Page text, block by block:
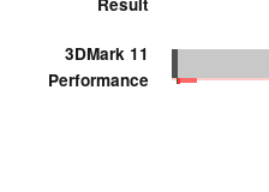
3DMark 11
Performance